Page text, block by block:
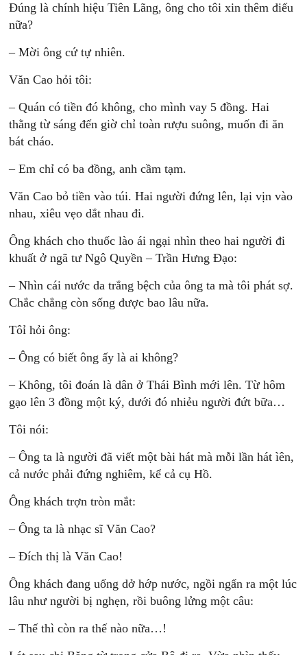
Đúng là chính hiệu Tiên Lãng, ông cho tôi xin thêm điếu
nữa?
– Mời ông cứ tự nhiên.
Văn Cao hỏi tôi:
– Quán có tiền đó không, cho mình vay 5 đồng. Hai
thằng từ sáng đến giờ chỉ toàn rượu suông, muốn đi ăn
bát cháo.
– Em chỉ có ba đồng, anh cầm tạm.
Văn Cao bỏ tiền vào túi. Hai người đứng lên, lại vịn vào
nhau, xiêu vẹo dắt nhau đi.
Ông khách cho thuốc lào ái ngại nhìn theo hai người đi
khuất ở ngã tư Ngô Quyền – Trần Hưng Đạo:
– Nhìn cái nước da trắng bệch của ông ta mà tôi phát sợ.
Chắc chẳng còn sống được bao lâu nữa.
Tôỉ hỏi ông:
– Ông có biết ông ấy là ai không?
– Không, tôi đoán là dân ở Thái Bình mới lên. Từ hôm
gạo lên 3 đồng một ký, dưới đó nhiẻu người đứt bữa…
Tôi nói:
– Ông ta là người đã viết một bài hát mà mỗi lần hát ìên,
cả nước phải đứng nghiêm, kể cả cụ Hồ.
Ông khách trợn tròn mắt:
– Ông ta là nhạc sĩ Văn Cao?
– Đích thị là Văn Cao!
Ông khách đang uống dở hớp nước, ngồi ngẩn ra một lúc
lâu như người bị nghẹn, rồi buông lửng một câu:
– Thế thì còn ra thế nào nữa…!